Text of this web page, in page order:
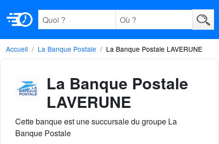
Accueil La Banque Postale La Banque Postale LAVERUNE
La Banque Postale
LAVERUNE
Cette banque est une succursale du groupe La
Banque Postale